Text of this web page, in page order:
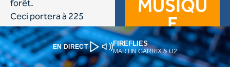
EN DIRECT FIREFLIES
MARTIN GARRIX & U2